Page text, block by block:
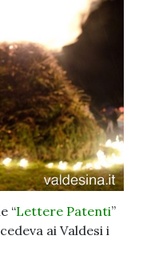
“Lettere Patenti”
ai Valdesi i